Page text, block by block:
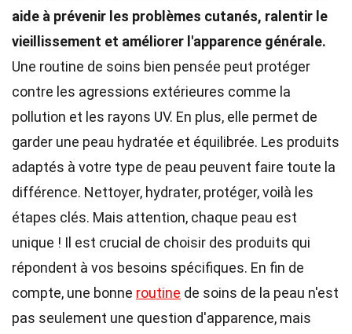
aide à prévenir les problèmes cutanés, ralentir le
vieillissement et améliorer l'apparence générale.
Une routine de soins bien pensée peut protéger
contre les agressions extérieures comme la
pollution et les rayons UV. En plus, elle permet de
garder une peau hydratée et équilibrée. Les produits
adaptés à votre type de peau peuvent faire toute la
différence. Nettoyer, hydrater, protéger, voilà les
étapes clés. Mais attention, chaque peau est
unique ! Il est crucial de choisir des produits qui
répondent à vos besoins spécifiques. En fin de
compte, une bonne routine de soins de la peau n'est
pas seulement une question d'apparence, mais